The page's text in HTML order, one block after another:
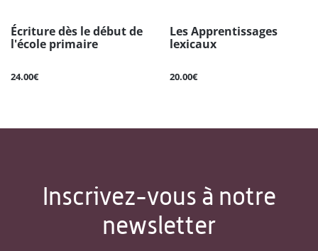
Écriture dès le début de
l'école primaire
24.00€
Les Apprentissages
lexicaux
20.00€
Inscrivez-vous à notre
newsletter